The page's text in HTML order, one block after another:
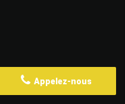
Appelez-nous